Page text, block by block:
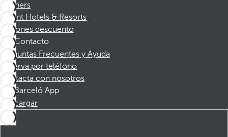
Partners
Dorint Hotels & Resorts
Cupones descuento
Contacto
Preguntas Frecuentes y Ayuda
Reserva por teléfono
Contacta con nosotros
Barceló App
Descargar